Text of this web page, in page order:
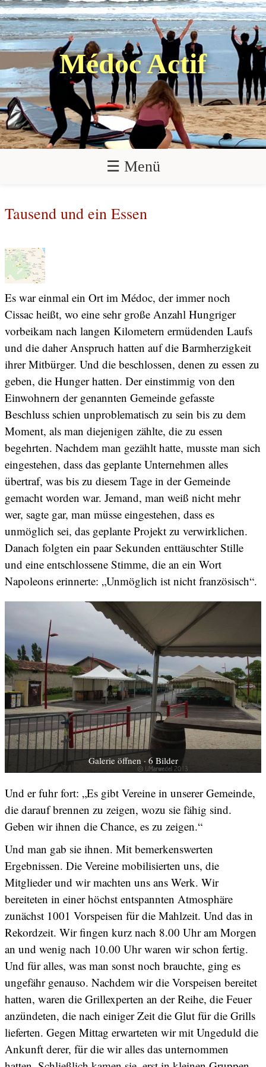
Médoc Actif
☰ Menü
Tausend und ein Essen
Es war einmal ein Ort im Médoc, der immer noch
Cissac heißt, wo eine sehr große Anzahl Hungriger
vorbeikam nach langen Kilometern ermüdenden Laufs
und die daher Anspruch hatten auf die Barmherzigkeit
ihrer Mitbürger. Und die beschlossen, denen zu essen zu
geben, die Hunger hatten. Der einstimmig von den
Einwohnern der genannten Gemeinde gefasste
Beschluss schien unproblematisch zu sein bis zu dem
Moment, als man diejenigen zählte, die zu essen
begehrten. Nachdem man gezählt hatte, musste man sich
eingestehen, dass das geplante Unternehmen alles
übertraf, was bis zu diesem Tage in der Gemeinde
gemacht worden war. Jemand, man weiß nicht mehr
wer, sagte gar, man müsse eingestehen, dass es
unmöglich sei, das geplante Projekt zu verwirklichen.
Danach folgten ein paar Sekunden enttäuschter Stille
und eine entschlossene Stimme, die an ein Wort
Napoleons erinnerte: „Unmöglich ist nicht französisch“.
Galerie öffnen · 6 Bilder
Und er fuhr fort: „Es gibt Vereine in unserer Gemeinde,
die darauf brennen zu zeigen, wozu sie fähig sind.
Geben wir ihnen die Chance, es zu zeigen.“
Und man gab sie ihnen. Mit bemerkenswerten
Ergebnissen. Die Vereine mobilisierten uns, die
Mitglieder und wir machten uns ans Werk. Wir
bereiteten in einer höchst entspannten Atmosphäre
zunächst 1001 Vorspeisen für die Mahlzeit. Und das in
Rekordzeit. Wir fingen kurz nach 8.00 Uhr am Morgen
an und wenig nach 10.00 Uhr waren wir schon fertig.
Und für alles, was man sonst noch brauchte, ging es
ungefähr genauso. Nachdem wir die Vorspeisen bereitet
hatten, waren die Grillexperten an der Reihe, die Feuer
anzündeten, die nach einiger Zeit die Glut für die Grills
lieferten. Gegen Mittag erwarteten wir mit Ungeduld die
Ankunft derer, für die wir alles das unternommen